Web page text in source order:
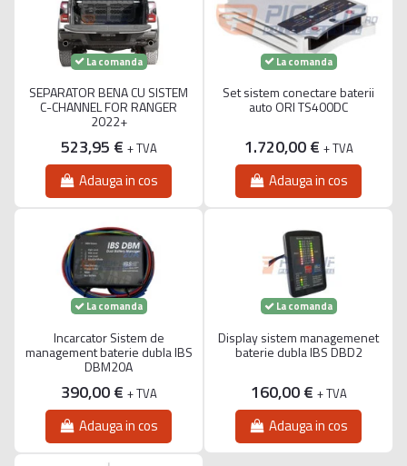
La comanda
SEPARATOR BENA CU SISTEM
C-CHANNEL FOR RANGER
2022+
523,95 € + TVA
Adauga in cos
La comanda
Set sistem conectare baterii
auto ORI TS400DC
1.720,00 € + TVA
Adauga in cos
La comanda
Incarcator Sistem de
management baterie dubla IBS
DBM20A
390,00 € + TVA
Adauga in cos
La comanda
Display sistem managemenet
baterie dubla IBS DBD2
160,00 € + TVA
Adauga in cos